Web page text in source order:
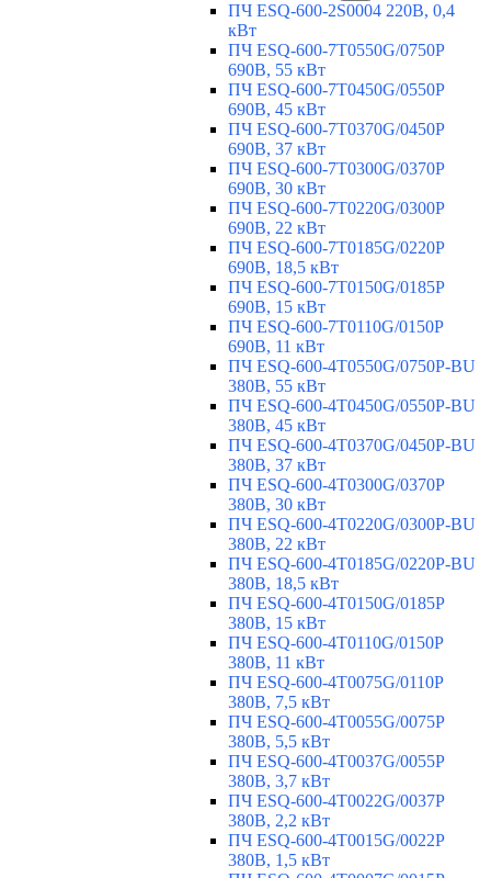
ПЧ ESQ-600-2S0004 220В, 0,4
кВт
ПЧ ESQ-600-7T0550G/0750P
690В, 55 кВт
ПЧ ESQ-600-7T0450G/0550P
690В, 45 кВт
ПЧ ESQ-600-7T0370G/0450P
690В, 37 кВт
ПЧ ESQ-600-7T0300G/0370P
690В, 30 кВт
ПЧ ESQ-600-7T0220G/0300P
690В, 22 кВт
ПЧ ESQ-600-7T0185G/0220P
690В, 18,5 кВт
ПЧ ESQ-600-7T0150G/0185P
690В, 15 кВт
ПЧ ESQ-600-7T0110G/0150P
690В, 11 кВт
ПЧ ESQ-600-4T0550G/0750P-BU
380В, 55 кВт
ПЧ ESQ-600-4T0450G/0550P-BU
380В, 45 кВт
ПЧ ESQ-600-4T0370G/0450P-BU
380В, 37 кВт
ПЧ ESQ-600-4T0300G/0370P
380В, 30 кВт
ПЧ ESQ-600-4T0220G/0300P-BU
380В, 22 кВт
ПЧ ESQ-600-4T0185G/0220P-BU
380В, 18,5 кВт
ПЧ ESQ-600-4T0150G/0185P
380В, 15 кВт
ПЧ ESQ-600-4T0110G/0150P
380В, 11 кВт
ПЧ ESQ-600-4T0075G/0110P
380В, 7,5 кВт
ПЧ ESQ-600-4T0055G/0075P
380В, 5,5 кВт
ПЧ ESQ-600-4T0037G/0055P
380В, 3,7 кВт
ПЧ ESQ-600-4T0022G/0037P
380В, 2,2 кВт
ПЧ ESQ-600-4T0015G/0022P
380В, 1,5 кВт